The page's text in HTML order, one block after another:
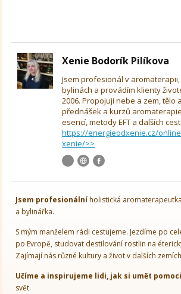
Xenie Bodorík Pilíkova
Jsem profesionál v aromaterapii,
bylinách a provádím klienty
2006. Propojuji nebe a zem, tělo
přednášek a kurzů
esencí, metody EFT a dalších cest.
https://energieodxenie.cz/
xenie/>>
Jsem profesionálníholistická
a bylinářka.
S mým manželem rádi cestujeme. Jezdíme po
po Evropě, studovat destilování rostlin na
Zajímají nás různé kultury a život v dalších
Učíme a inspirujeme lidi, jak si umět
svět.